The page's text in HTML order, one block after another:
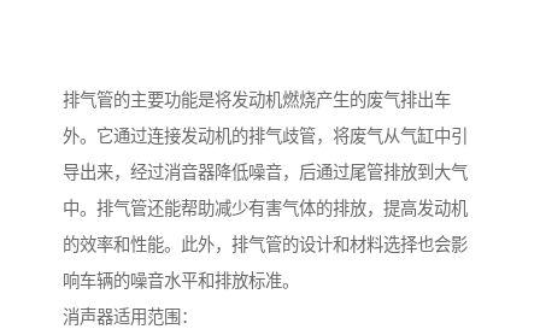
排气管的主要功能是将发动机燃烧产生的废气排出车
外。它通过连接发动机的排气歧管，将废气从气缸中引
导出来，经过消音器降低噪音，后通过尾管排放到大气
中。排气管还能帮助减少有害气体的排放，提高发动机
的效率和性能。此外，排气管的设计和材料选择也会影
响车辆的噪音水平和排放标准。
消声器适用范围：